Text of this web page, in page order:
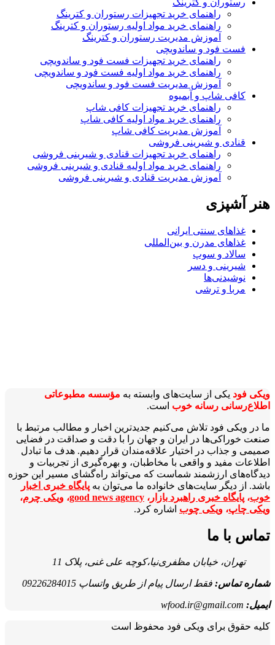
راهنمای خرید تجهیزات رستوران و کترینگ
راهنمای خرید مواد اولیه رستوران و کترینگ
آموزش مدیریت رستوران و کترینگ
فست فود و ساندویچی
راهنمای خرید تجهیزات فست فود و ساندویچی
راهنمای خرید مواد اولیه فست فود و ساندویچی
آموزش مدیریت فست فود و ساندویچی
کافی شاپ و آبمیوه
راهنمای خرید تجهیزات کافی شاپ
راهنمای خرید مواد اولیه کافی‌ شاپ‌
آموزش مدیریت کافی شاپ
قنادی و شیرینی فروشی
راهنمای خرید تجهیزات قنادی و شیرینی فروشی
راهنمای خرید مواد اولیه قنادی و شیرینی فروشی
آموزش مدیریت قنادی و شیرینی فروشی
هنر آشپزی
غذاهای سنتی ایرانی
غذاهای مدرن و بین‌المللی
سالاد و سوپ
شیرینی و دسر
نوشیدنی‌ها
مربا و ترشی
ویکی‌ فود یکی از سایت‌های وابسته به مؤسسه مطبوعاتی
اطلاع‌رسانی رسانه خوب است.
ما در ویکی‌ فود تلاش می‌کنیم جدیدترین اخبار و مطالب مرتبط با
صنعت خوراکی‌ها در ایران و جهان را با دقت و صداقت در فضایی
صمیمی و جذاب در اختیار علاقه‌مندان قرار دهیم. هدف ما تبادل
اطلاعات مفید و واقعی با مخاطبان، و بهره‌گیری از تجربیات و
دیدگاه‌های ارزشمند شماست که می‌تواند راه‌گشای مسیر این حوزه
باشد. از دیگر سایت‌های خانواده ما می‌توان به پایگاه خبری اخبار
خوب، پایگاه خبری راهبرد بازار ، good news agency، ویکی چرم،
ویکی چاپ، ویکی چوب اشاره کرد.
تماس با ما
تهران، خیابان مظفری‌نیا،کوچه علی غنی، پلاک 11
شماره تماس: فقط ارسال پیام از طریق واتساپ 09226284015
ایمیل: wfood.ir@gmail.com
کلیه حقوق برای ویکی فود محفوظ است